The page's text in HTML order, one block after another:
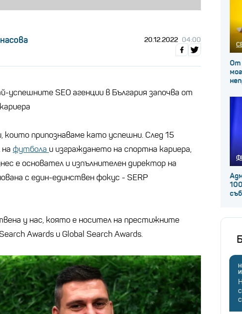
20.12.2022 04:00
успешните SEO агенции в България започва от
припознаваме като успешни. След 15
футбола и изграждането на спортна кариера,
е основател и изпълнителен директор на
с един-единствен фокус - SERP
у нас, която е носител на престижните
Awards и Global Search Awards.
От